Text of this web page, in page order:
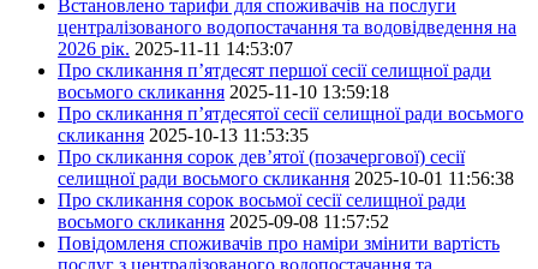
Встановлено тарифи для споживачів на послуги
централізованого водопостачання та водовідведення на
2026 рік. 2025-11-11 14:53:07
Про скликання п’ятдесят першої сесії селищної ради
восьмого скликання 2025-11-10 13:59:18
Про скликання п’ятдесятої сесії селищної ради восьмого
скликання 2025-10-13 11:53:35
Про скликання сорок дев’ятої (позачергової) сесії
селищної ради восьмого скликання 2025-10-01 11:56:38
Про скликання сорок восьмої сесії селищної ради
восьмого скликання 2025-09-08 11:57:52
Повідомленя споживачів про наміри змінити вартість
послуг з централізованого водопостачання та